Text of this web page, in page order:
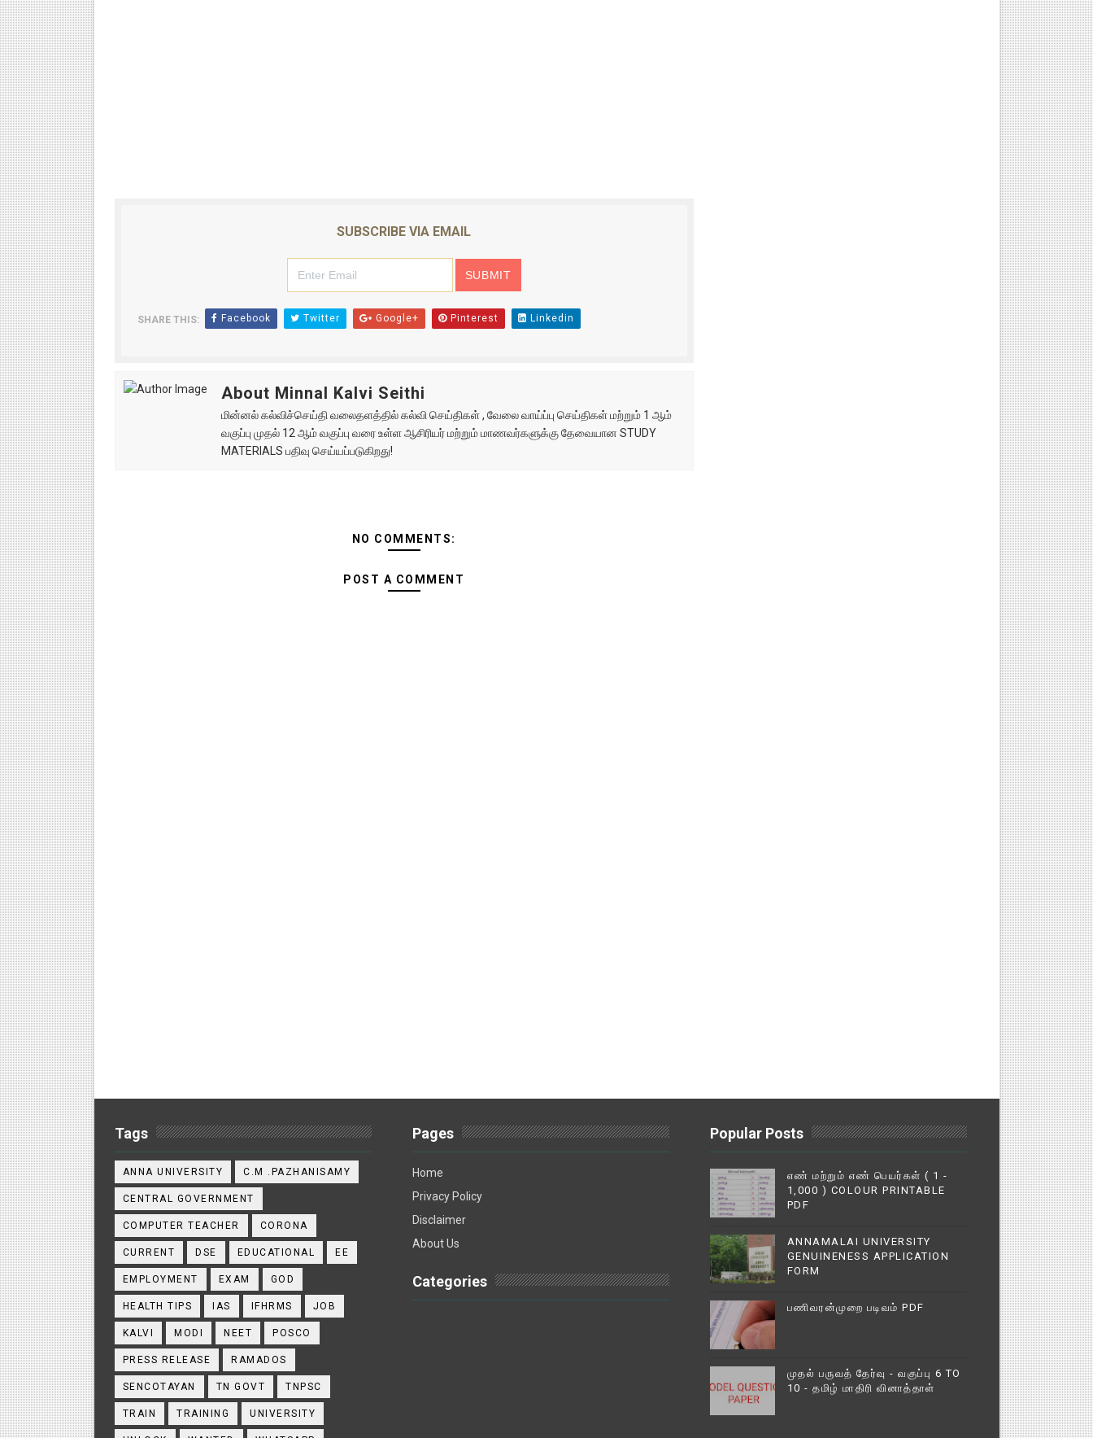
SUBSCRIBE VIA EMAIL
SHARE THIS: Facebook Twitter Google+ Pinterest Linkedin
About Minnal Kalvi Seithi
மின்னல் கல்விச்செய்தி வலைதளத்தில் கல்வி செய்திகள் , வேலை வாய்ப்பு செய்திகள் மற்றும் 1 ஆம்
வகுப்பு முதல் 12 ஆம் வகுப்பு வரை உள்ள ஆசிரியர் மற்றும் மாணவர்களுக்கு தேவையான STUDY
MATERIALS பதிவு செய்யப்படுகிறது!
NO COMMENTS:
POST A COMMENT
Tags
ANNA UNIVERSITY C.M .PAZHANISAMY
CENTRAL GOVERNMENT
COMPUTER TEACHER CORONA
CURRENT DSE EDUCATIONAL EE
EMPLOYMENT EXAM GOD
HEALTH TIPS IAS IFHRMS JOB
KALVI MODI NEET POSCO
PRESS RELEASE RAMADOS
SENCOTAYAN TN GOVT TNPSC
TRAIN TRAINING UNIVERSITY
Pages
Home
Privacy Policy
Disclaimer
About Us
Categories
Popular Posts
எண் மற்றும் எண் பெயர்கள் ( 1 -
1,000 ) COLOUR PRINTABLE
PDF
ANNAMALAI UNIVERSITY
GENUINENESS APPLICATION
FORM
பணிவரன்முறை படிவம் PDF
முதல் பருவத் தேர்வு - வகுப்பு 6 TO
10 - தமிழ் மாதிரி வினாத்தாள்